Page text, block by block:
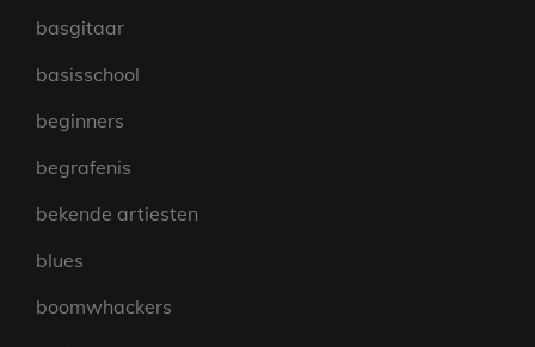
basgitaar
basisschool
beginners
begrafenis
bekende artiesten
blues
boomwhackers